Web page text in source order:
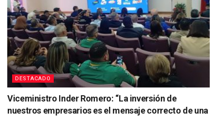
DESTACADO
Viceministro Inder Romero: “La inversión de
nuestros empresarios es el mensaje correcto de una